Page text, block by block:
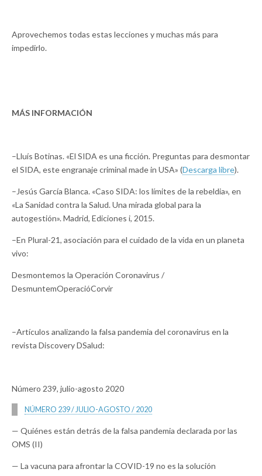
Aprovechemos todas estas lecciones y muchas más para
impedirlo.
MÁS INFORMACIÓN
–Lluís Botinas. «El SIDA es una ficción. Preguntas para desmontar
el SIDA, este engranaje criminal made in USA» (Descarga libre).
–Jesús García Blanca. «Caso SIDA: los límites de la rebeldia», en
«La Sanidad contra la Salud. Una mirada global para la
autogestión». Madrid, Ediciones i, 2015.
–En Plural-21, asociación para el cuidado de la vida en un planeta
vivo:
Desmontemos la Operación Coronavirus /
DesmuntemOperacióCorvir
–Artículos analizando la falsa pandemia del coronavirus en la
revista Discovery DSalud:
Número 239, julio-agosto 2020
NÚMERO 239 / JULIO-AGOSTO / 2020
— Quiénes están detrás de la falsa pandemia declarada por las
OMS (II)
— La vacuna para afrontar la COVID-19 no es la solución